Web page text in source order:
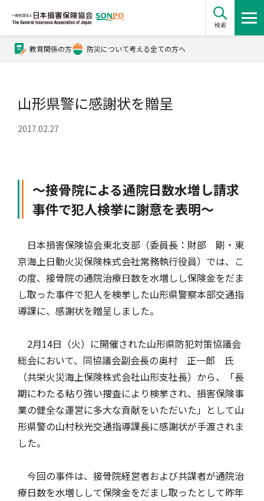
検索
公式Xアカウント
公式YouTubeチャンネル
損害保険とは？トップ
自賠責保険
自動車保険
火災保険
地震保険
傷害保険
医療・介護保険
協会の活動・概要
協会の活動・概要トップ
協会の活動
協会概要
業務・財務等に関する資料
規範、方針、指針・基準、ガイドライン等
採用情報
会員会社情報
会員会社情報トップ
損害保険会社の概況
各社の商品について
お客様の声を受けた取り組み
保険金の支払状況（第三分野）
試験・研修
試験・研修トップ
損害保険代理店について
「損害保険登録鑑定人」認定試験
アジャスター試験
統計・刊行物・報告書
統計・刊行物・報告書トップ
統計
刊行物・報告書
お知らせ
お知らせトップ
最新情報
相談・通報等窓口
相談・通報等窓口トップ
English
教育関係の方 防災について考える全ての方へ
山形県警に感謝状を贈呈
2017.02.27
～接骨院による通院日数水増し請求
事件で犯人検挙に謝意を表明～
日本損害保険協会東北支部（委員長：財部 剛・東
京海上日動火災保険株式会社常務執行役員）では、こ
の度、接骨院の通院治療日数を水増しし保険金をだま
し取った事件で犯人を検挙した山形県警察本部交通指
導課に、感謝状を贈呈しました。
2月14日（火）に開催された山形県防犯対策協議会
総会において、同協議会副会長の奥村 正一郎 氏
（共栄火災海上保険株式会社山形支社長）から、「長
期にわたる粘り強い捜査により検挙され、損害保険事
業の健全な運営に多大な貢献をいただいた」として山
形県警の山村秋光交通指導課長に感謝状が手渡されま
した。
今回の事件は、接骨院経営者および共謀者が通院治
療日数を水増しして保険金をだまし取ったとして昨年